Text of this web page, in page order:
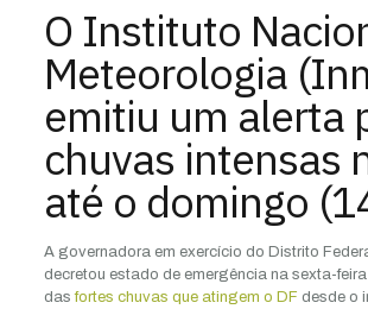
O Instituto
Meteorologia
emitiu um alerta
chuvas intensas
até o domingo
A governadora em exercício do Distrito
decretou estado de emergência na sexta-
dasfortes chuvas que atingem o DF desde o